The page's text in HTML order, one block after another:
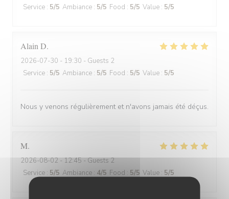
Service : 5/5 Ambiance : 5/5 Food : 5/5 Value : 5/5
Alain D
2026-07-30 - 19:30 - Guests 2
Service : 5/5 Ambiance : 5/5 Food : 5/5 Value : 5/5
Nous y venons régulièrement et n'avons jamais été déçus.
M
2026-08-02- 12:45 - Guests 2
Service : 5/5 Ambiance : 4/5 Food : 5/5 Value : 5/5